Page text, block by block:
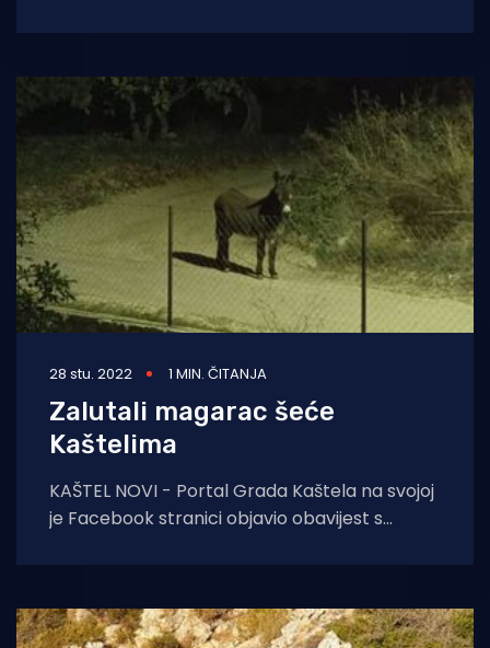
28 stu. 2022 1 MIN. ČITANJA
Zalutali magarac šeće
Kaštelima
KAŠTEL NOVI - Portal Grada Kaštela na svojoj
je Facebook stranici objavio obavijest s
Javila